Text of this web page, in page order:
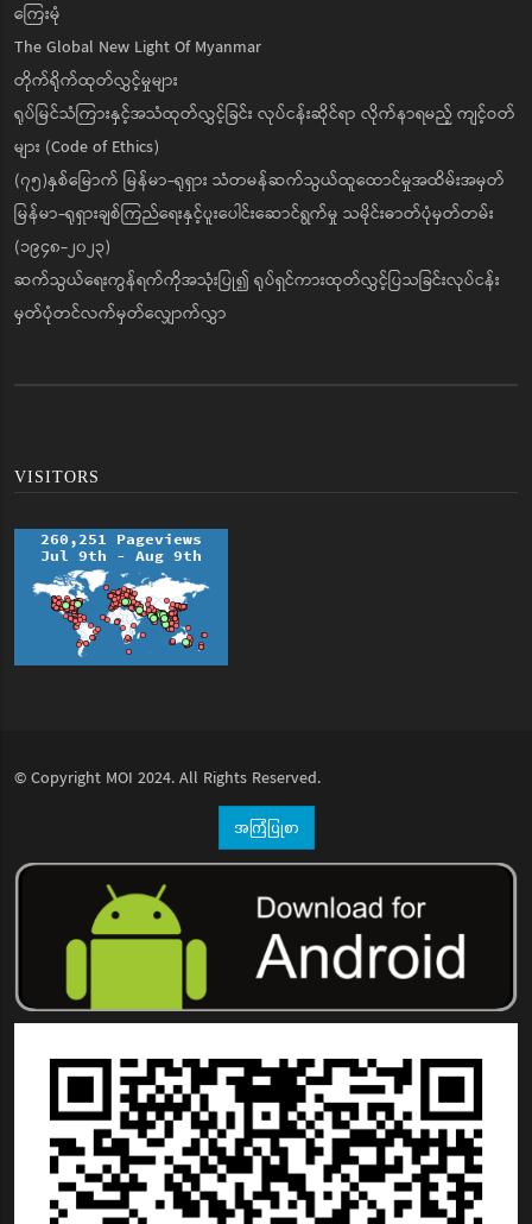
ကြေးမုံ
The Global New Light Of Myanmar
တိုက်ရိုက်ထုတ်လွှင့်မှုများ
ရုပ်မြင်သံကြားနှင့်အသံထုတ်လွှင့်ခြင်း လုပ်ငန်းဆိုင်ရာ လိုက်နာရမည့် ကျင့်ဝတ်
များ (Code of Ethics)
(၇၅)နှစ်မြောက် မြန်မာ-ရုရှား သံတမန်ဆက်သွယ်ထူထောင်မှုအထိမ်းအမှတ်
မြန်မာ-ရုရှားချစ်ကြည်ရေးနှင့်ပူးပေါင်းဆောင်ရွက်မှု သမိုင်းဓာတ်ပုံမှတ်တမ်း
(၁၉၄၈-၂၀၂၃)
ဆက်သွယ်ရေးကွန်ရက်ကိုအသုံးပြု၍ ရုပ်ရှင်ကားထုတ်လွှင့်ပြသခြင်းလုပ်ငန်း
မှတ်ပုံတင်လက်မှတ်လျှောက်လွှာ
VISITORS
© Copyright MOI 2024. All Rights Reserved.
အကြံပြုစာ